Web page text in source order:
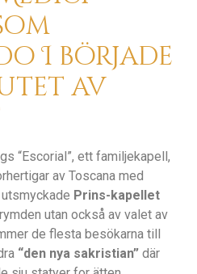
I började
av
“Escorial”, ett familjekapell,
av Toscana med
Prins-kapellet
utan också av valet av
de flesta besökarna till
“den nya sakristian” där